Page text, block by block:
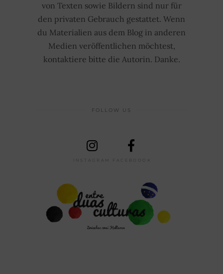
von Texten sowie Bildern sind nur für
den privaten Gebrauch gestattet. Wenn
du Materialien aus dem Blog in anderen
Medien veröffentlichen möchtest,
kontaktiere bitte die Autorin. Danke.
FOLLOW US
INSTAGRAM FACEBOOOK